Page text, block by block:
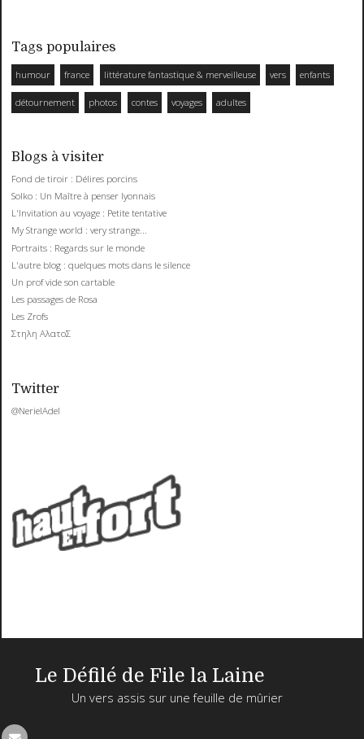
Tags populaires
humour france littérature fantastique & merveilleuse vers enfants
détournement photos contes voyages adultes
Blogs à visiter
Fond de tiroir : Délires porcins
Solko : Un Maître à penser lyonnais
L'Invitation au voyage : Petite tentative
My Strange world : very strange...
Portraits : Regards sur le monde
L'autre blog : quelques mots dans le silence
Un prof vide son cartable
Les passages de Rosa
Les Zrofs
Στηλη ΑλατοΣ
Twitter
@NerielAdel
Le Défilé de File la Laine
Un vers assis sur une feuille de mûrier